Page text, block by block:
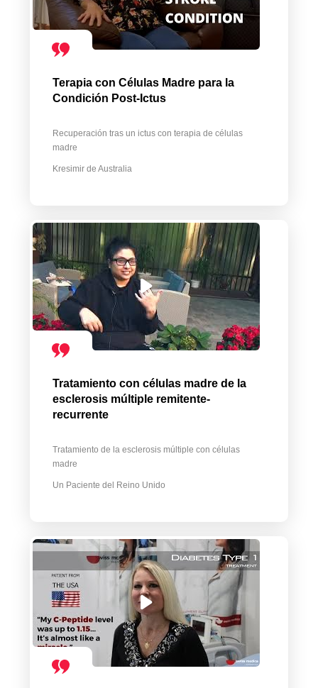
Terapia con Células Madre para la
Condición Post-Ictus
Recuperación tras un ictus con terapia de células
madre
Kresimir de Australia
Tratamiento con células madre de la
esclerosis múltiple remitente-
recurrente
Tratamiento de la esclerosis múltiple con células
madre
Un Paciente del Reino Unido